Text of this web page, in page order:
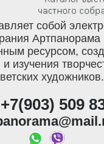
собой
Артпанорама
ресурсом,
изучения
художников.
509